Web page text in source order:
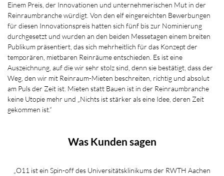
Einem Preis, der Innovationen und unternehmerischen Mut in der
Reinraumbranche würdigt. Von den elf eingereichten Bewerbungen
für diesen Innovationspreis hatten sich fünf bis zur Nominierung
durchgesetzt und wurden an den beiden Messetagen einem breiten
Publikum präsentiert, das sich mehrheitlich für das Konzept der
temporären, mietbaren Reinräume entschieden. Es ist eine
Auszeichnung, auf die wir sehr stolz sind, denn sie bestätigt, dass der
Weg, den wir mit Reinraum-Mieten beschreiten, richtig und absolut
am Puls der Zeit ist. Mieten statt Bauen ist in der Reinraumbranche
keine Utopie mehr und „Nichts ist stärker als eine Idee, deren Zeit
gekommen ist.“
Was Kunden sagen
„O11 ist ein Spin-off des Universitätsklinikums der RWTH Aachen